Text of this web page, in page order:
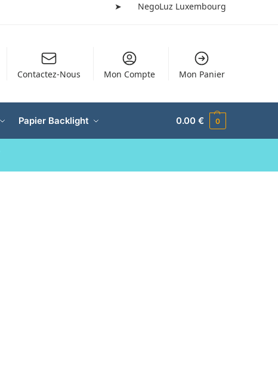
➤ NegoLuz Luxembourg
Contactez-Nous Mon Compte Mon Panier
Papier Backlight 0.00€ 0